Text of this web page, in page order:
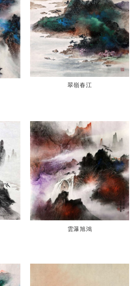
翠嶺春江
雲瀑旭鴻